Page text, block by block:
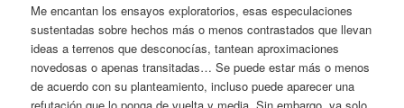
Me encantan los ensayos exploratorios, esas especulaciones
sustentadas sobre hechos más o menos contrastados que llevan
ideas a terrenos que desconocías, tantean aproximaciones
novedosas o apenas transitadas… Se puede estar más o menos
de acuerdo con su planteamiento, incluso puede aparecer una
refutación que lo ponga de vuelta y media. Sin embargo, ya solo